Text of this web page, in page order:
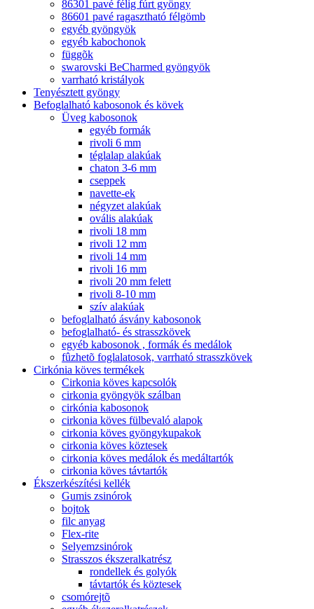
86301 pavé félig fúrt gyöngy
86601 pavé ragasztható félgömb
egyéb gyöngyök
egyéb kabochonok
függõk
swarovski BeCharmed gyöngyök
varrható kristályok
Tenyésztett gyöngy
Befoglalható kabosonok és kövek
Üveg kabosonok
egyéb formák
rivoli 6 mm
téglalap alakúak
chaton 3-6 mm
cseppek
navette-ek
négyzet alakúak
ovális alakúak
rivoli 18 mm
rivoli 12 mm
rivoli 14 mm
rivoli 16 mm
rivoli 20 mm felett
rivoli 8-10 mm
szív alakúak
befoglalható ásvány kabosonok
befoglalható- és strasszkövek
egyéb kabosonok , formák és medálok
fûzhetõ foglalatosok, varrható strasszkövek
Cirkónia köves termékek
Cirkonia köves kapcsolók
cirkonia gyöngyök szálban
cirkónia kabosonok
cirkonia köves fülbevaló alapok
cirkonia köves gyöngykupakok
cirkonia köves köztesek
cirkonia köves medálok és medáltartók
cirkonia köves távtartók
Ékszerkészítési kellék
Gumis zsinórok
bojtok
filc anyag
Flex-rite
Selyemzsinórok
Strasszos ékszeralkatrész
rondellek és golyók
távtartók és köztesek
csomórejtõ